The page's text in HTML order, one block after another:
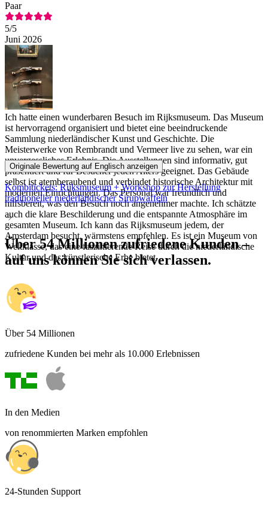
Paar
5/5
Juni 2026
Ich hatte einen wunderbaren Besuch im Rijksmuseum. Das Museum
ist hervorragend organisiert und bietet eine beeindruckende
Sammlung niederländischer Kunst und Geschichte. Die
Meisterwerke von Rembrandt und Vermeer live zu sehen, war ein
unvergessliches Erlebnis. Die Ausstellungen sind informativ, gut
präsentiert und für Besucher jeden Alters geeignet. Das Gebäude
selbst ist atemberaubend und verbindet historische Architektur mit
modernen Einrichtungen. Das Personal war freundlich und
hilfsbereit, was den Besuch noch angenehmer machte. Ich schätzte
auch die klare Beschilderung und die entspannte Atmosphäre im
gesamten Museum. Ich kann das Rijksmuseum jedem, der
Amsterdam besucht, wärmstens empfehlen. Es ist ein Museum von
Weltklasse, das eine faszinierende Reise durch die niederländische
Kultur und das künstlerische Erbe bietet.
Originale Bewertung auf Englisch anzeigen
Kombitickets: Rijksmuseum + Workshop zur Herstellung
traditioneller niederländischer Sirupwaffeln
Über 54 Millionen zufriedene Kunden –
auf uns können Sie sich verlassen.
Über 54 Millionen
zufriedene Kunden bei mehr als 10.000 Erlebnissen
In den Medien
von renommierten Marken empfohlen
24-Stunden Support